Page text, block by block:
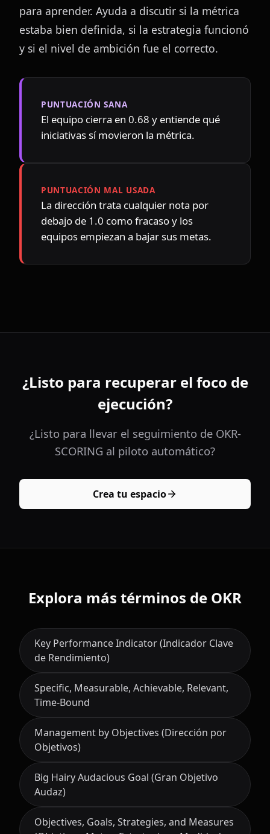
para aprender. Ayuda a discutir si la métrica
estaba bien definida, si la estrategia funcionó
y si el nivel de ambición fue el correcto.
PUNTUACIÓN SANA
El equipo cierra en 0.68 y entiende qué
iniciativas sí movieron la métrica.
PUNTUACIÓN MAL USADA
La dirección trata cualquier nota por
debajo de 1.0 como fracaso y los
equipos empiezan a bajar sus metas.
¿Listo para recuperar el foco de
ejecución?
¿Listo para llevar el seguimiento de OKR-
SCORING al piloto automático?
Crea tu espacio
Explora más términos de OKR
Key Performance Indicator (Indicador Clave
de Rendimiento)
Specific, Measurable, Achievable, Relevant,
Time-Bound
Management by Objectives (Dirección por
Objetivos)
Big Hairy Audacious Goal (Gran Objetivo
Audaz)
Objectives, Goals, Strategies, and Measures